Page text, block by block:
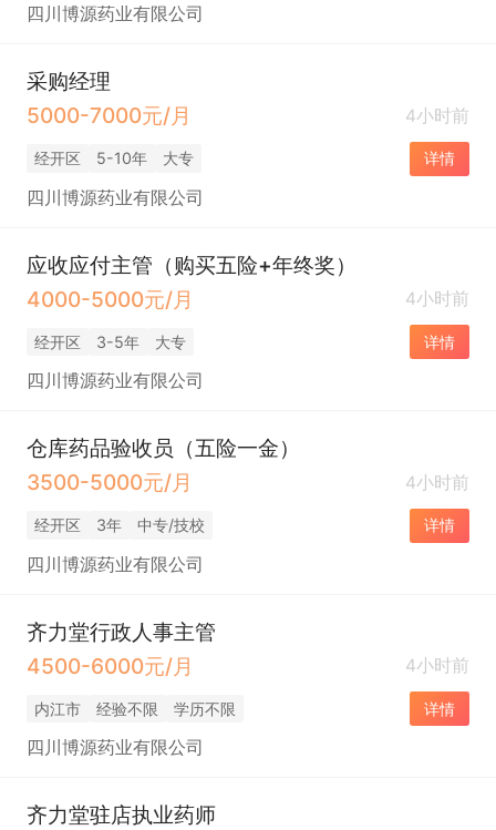
四川博源药业有限公司
采购经理
5000-7000元/月
4小时前
经开区 5-10年 大专 详情
四川博源药业有限公司
应收应付主管（购买五险+年终奖）
4000-5000元/月
4小时前
经开区 3-5年 大专 详情
四川博源药业有限公司
仓库药品验收员（五险一金）
3500-5000元/月
4小时前
经开区 3年 中专/技校 详情
四川博源药业有限公司
齐力堂行政人事主管
4500-6000元/月
4小时前
内江市 经验不限 学历不限 详情
四川博源药业有限公司
齐力堂驻店执业药师